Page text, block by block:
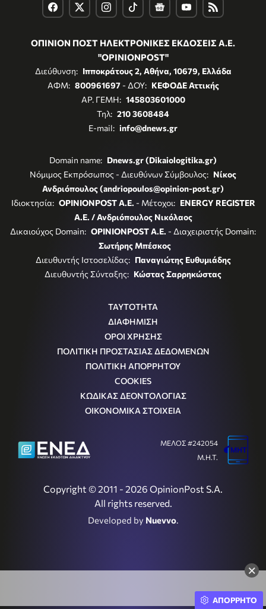
×
ΟΠΙΝΙΟΝ ΠΟΣΤ ΗΛΕΚΤΡΟΝΙΚΕΣ ΕΚΔΟΣΕΙΣ Α.Ε.
"OPINIONPOST"
Διεύθυνση: Ιπποκράτους 2, Αθήνα, 10679, Ελλάδα
ΑΦΜ: 800961697- ΔΟΥ: ΚΕΦΟΔΕ Αττικής
ΑΡ. ΓΕΜΗ: 145803601000
Τηλ: 210 3608484
E-mail: info@dnews.gr
Domain name: Dnews.gr (Dikaiologitika.gr)
Νόμιμος Εκπρόσωπος - Διευθύνων Σύμβουλος: Νίκος
Ανδριόπουλος (andriopoulos@opinion-post.gr)
Ιδιοκτησία: OPINIONPOST A.E. - Μέτοχοι: ENERGY REGISTER
Α.Ε. / Ανδριόπουλος Νικόλαος
Δικαιούχος Domain: OPINIONPOST A.E. - Διαχειριστής Domain:
Σωτήρης Μπέσκος
Διευθυντής Ιστοσελίδας: Παναγιώτης Ευθυμιάδης
Διευθυντής Σύνταξης: Κώστας Σαρρηκώστας
ΤΑΥΤΟΤΗΤΑ
ΔΙΑΦΗΜΙΣΗ
ΟΡΟΙ ΧΡΗΣΗΣ
ΠΟΛΙΤΙΚΗ ΠΡΟΣΤΑΣΙΑΣ ΔΕΔΟΜΕΝΩΝ
ΠΟΛΙΤΙΚΗ ΑΠΟΡΡΗΤΟΥ
COOKIES
ΚΩΔΙΚΑΣ ΔΕΟΝΤΟΛΟΓΙΑΣ
ΟΙΚΟΝΟΜΙΚΑ ΣΤΟΙΧΕΙΑ
Copyright © 2011 - 2026 OpinionPost S.A.
All rights reserved.
Developed by Nuevvo.
ΜΕΛΟΣ #242054
Μ.Η.Τ.
ΑΠΟΡΡΗΤΟ